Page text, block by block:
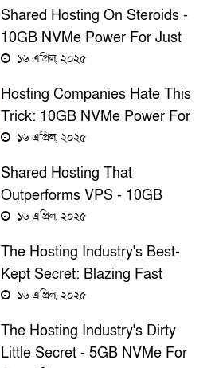
Shared Hosting On Steroids -
10GB NVMe Power For Just
$3.68/Year!
১৬ এপ্রিল, ২০২৫
Hosting Companies Hate This
Trick: 10GB NVMe Power For
Just $3.68/Year!
১৬ এপ্রিল, ২০২৫
Shared Hosting That
Outperforms VPS - 10GB
NVMe For Just $3.68/Year!
১৬ এপ্রিল, ২০২৫
The Hosting Industry's Best-
Kept Secret: Blazing Fast
Websites For Just $2.45/Year!
১৬ এপ্রিল, ২০২৫
The Hosting Industry's Dirty
Little Secret - 5GB NVMe For